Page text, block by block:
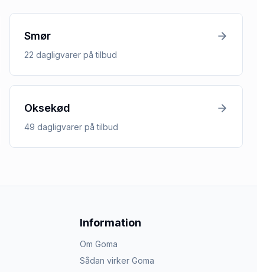
Smør
22 dagligvarer på tilbud
Oksekød
49 dagligvarer på tilbud
Information
Om Goma
Sådan virker Goma